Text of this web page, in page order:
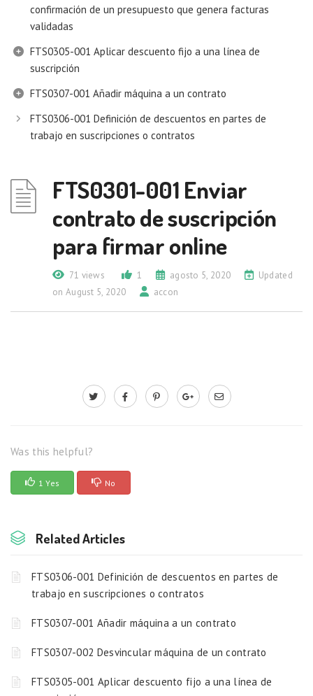
confirmación de un presupuesto que genera facturas
validadas
FTS0305-001 Aplicar descuento fijo a una línea de
suscripción
FTS0307-001 Añadir máquina a un contrato
FTS0306-001 Definición de descuentos en partes de
trabajo en suscripciones o contratos
FTS0301-001 Enviar
contrato de suscripción
para firmar online
71 views 1 agosto 5, 2020
Updated
on August 5, 2020
accon
Was this helpful?
1 Yes No
Related Articles
FTS0306-001 Definición de descuentos en partes de
trabajo en suscripciones o contratos
FTS0307-001 Añadir máquina a un contrato
FTS0307-002 Desvincular máquina de un contrato
FTS0305-001 Aplicar descuento fijo a una línea de